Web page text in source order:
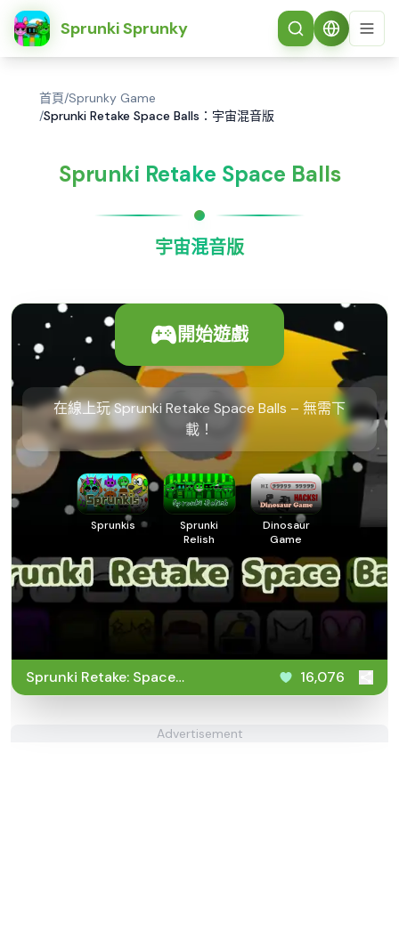
Sprunki Sprunky
简体中文
首頁/Sprunky Game
/Sprunki Retake Space Balls：宇宙混音版
Sprunki Retake Space Balls
宇宙混音版
開始遊戲
在線上玩 Sprunki Retake Space Balls – 無需下
載！
Sprunkis
Sprunki
Relish
Dinosaur
Game
Sprunki Retake: Space
Balls
16,076
Advertisement